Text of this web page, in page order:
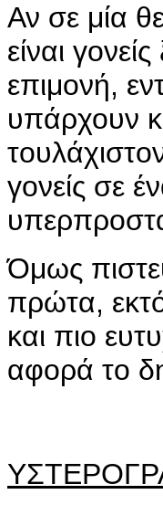
Αν σε μία
είναι
επιμονή,
υπάρχουν
γονείς σε
Όμως
πρώτα,
και πιο
αφορά το